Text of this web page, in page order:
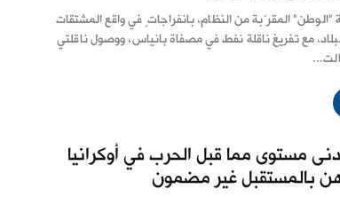
المقرّبة من النظام، بانفراجاتٍ في واقع المشتقات
مع تفريغ ناقلة نفط في مصفاة بانياس، ووصول ناقلتي
مستوى مما قبل الحرب في أوكرانيا
بالمستقبل غير مضمون